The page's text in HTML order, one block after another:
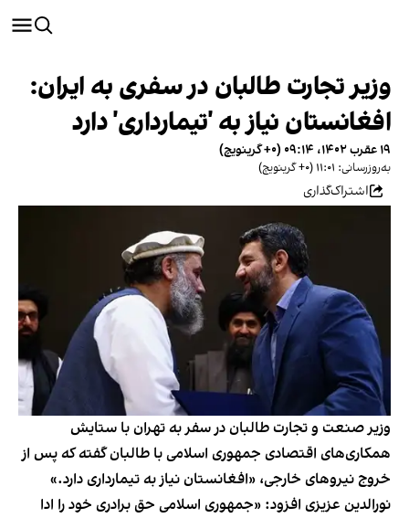
وزیر تجارت طالبان در سفری به ایران:
افغانستان نیاز به 'تیمارداری' دارد
۱۹ عقرب ۱۴۰۲، ۰۹:۱۴ (‎+۰ گرینویچ)
به‌روزرسانی: ۱۱:۰۱ (‎+۰ گرینویچ)
اشتراک‌گذاری
وزیر صنعت و تجارت طالبان در سفر به تهران با ستایش
همکاری‌های اقتصادی جمهوری اسلامی با طالبان گفته که پس از
خروج نیروهای خارجی، «افغانستان نیاز به تیمارداری دارد.»
نورالدین عزیزی افزود: «جمهوری اسلامی حق برادری خود را ادا